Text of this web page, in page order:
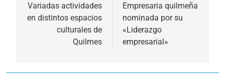
de
entradas
Variadas actividades
en distintos espacios
culturales de
Quilmes
Empresaria quilmeña
nominada por su
«Liderazgo
empresarial»